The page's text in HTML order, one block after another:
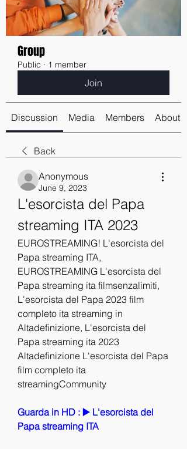
Group
Public · 1 member
Join
Discussion Media Members About
Back
Anonymous
June 9, 2023
L'esorcista del Papa
streaming ITA 2023
EUROSTREAMING! L'esorcista del
Papa streaming ITA,
EUROSTREAMING L'esorcista del
Papa streaming ita filmsenzalimiti,
L'esorcista del Papa 2023 film
completo ita streaming in
Altadefinizione, L'esorcista del
Papa streaming ita 2023
Altadefinizione L'esorcista del Papa
film completo ita
streamingCommunity
Guarda in HD : ▶️ L'esorcista del
Papa streaming ITA